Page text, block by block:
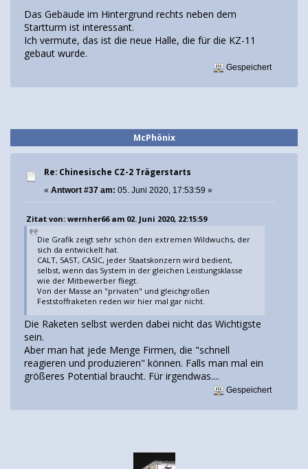
Das Gebäude im Hintergrund rechts neben dem
Startturm ist interessant.
Ich vermute, das ist die neue Halle, die für die KZ-11
gebaut wurde.
Gespeichert
McPhönix
Re: Chinesische CZ-2 Trägerstarts
« Antwort #37 am: 05. Juni 2020, 17:53:59 »
Zitat von: wernher66 am 02. Juni 2020, 22:15:59
Die Grafik zeigt sehr schön den extremen Wildwuchs, der
sich da entwickelt hat.
CALT, SAST, CASIC, jeder Staatskonzern wird bedient,
selbst, wenn das System in der gleichen Leistungsklasse
wie der Mitbewerber fliegt.
Von der Masse an "privaten" und gleichgroßen
Feststoffraketen reden wir hier mal gar nicht.
Die Raketen selbst werden dabei nicht das Wichtigste
sein.
Aber man hat jede Menge Firmen, die "schnell
reagieren und produzieren" können. Falls man mal ein
größeres Potential braucht. Für irgendwas....
Gespeichert